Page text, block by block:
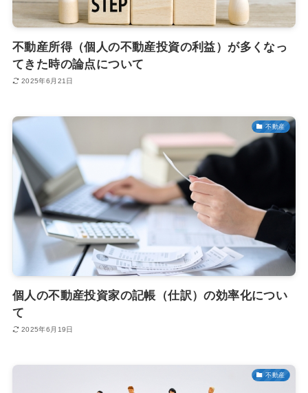
不動産所得（個人の不動産投資の利益）が多くなっ
てきた時の論点について
2025年6月21日
不動産
個人の不動産投資家の記帳（仕訳）の効率化につい
て
2025年6月19日
不動産